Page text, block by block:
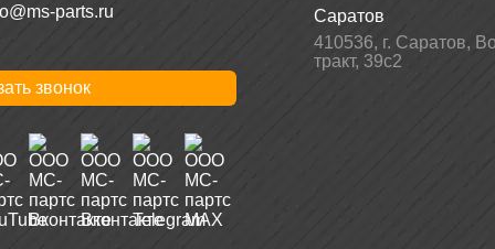
parts.ru
звонок
Саратов
410536, г. Саратов,
тракт, 39с2